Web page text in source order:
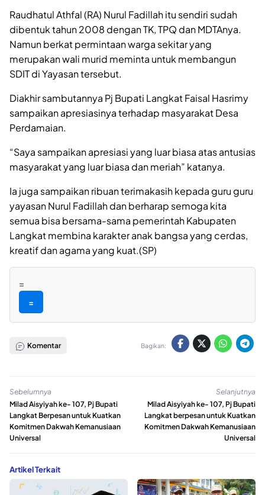
Raudhatul Athfal (RA) Nurul Fadillah itu sendiri sudah
dibentuk tahun 2008 dengan TK, TPQ dan MDTAnya.
Namun berkat permintaan warga sekitar yang
merupakan wali murid meminta untuk membangun
SDIT di Yayasan tersebut.
Diakhir sambutannya Pj Bupati Langkat Faisal Hasrimy
sampaikan apresiasinya terhadap masyarakat Desa
Perdamaian.
“Saya sampaikan apresiasi yang luar biasa atas antusias
masyarakat yang luar biasa dan meriah” katanya.
Ia juga sampaikan ribuan terimakasih kepada guru guru
yayasan Nurul Fadillah dan berharap semoga kita
semua bisa bersama-sama pemerintah Kabupaten
Langkat membina karakter anak bangsa yang cerdas,
kreatif dan agama yang kuat.(SP)
=
=
Komentar Bagikan:
Sebelumnya
Milad Aisyiyah ke- 107, Pj Bupati
Langkat Berpesan untuk Kuatkan
Komitmen Dakwah Kemanusiaan
Universal
Selanjutnya
Milad Aisyiyah ke- 107, Pj Bupati
Langkat berpesan untuk Kuatkan
Komitmen Dakwah Kemanusiaan
Universal
Artikel Terkait